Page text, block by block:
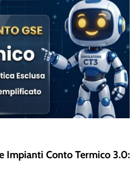
Impianti Conto Termico 3.0: